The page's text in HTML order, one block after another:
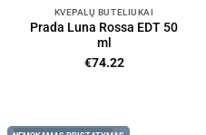
KVEPALŲ BUTELIUKAI
Prada Luna Rossa EDT 50
ml
€74.22